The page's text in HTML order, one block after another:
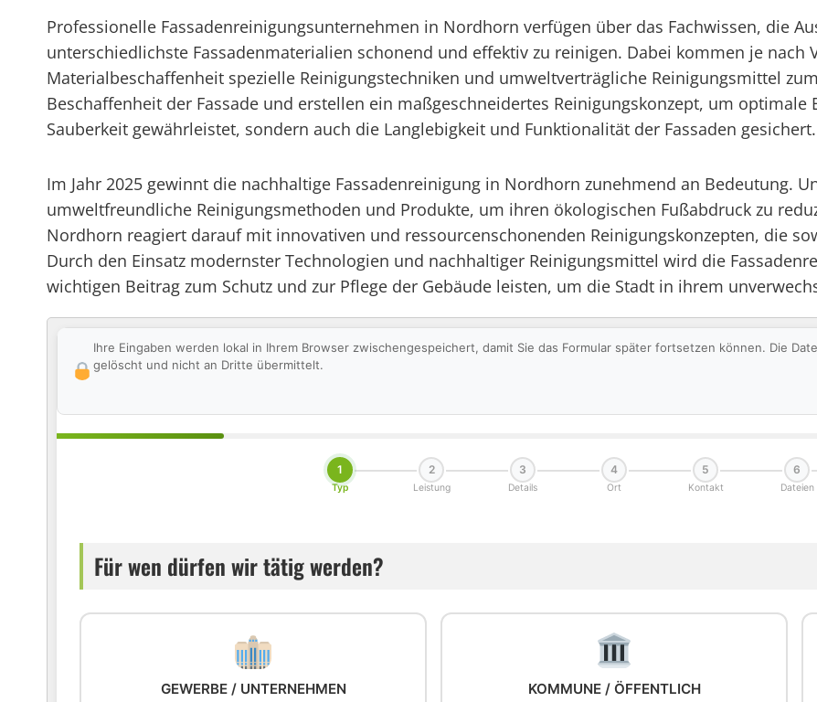
Professionelle Fassadenreinigungsunternehmen in Nordhorn verfügen über das Fachwissen, die
unterschiedlichste Fassadenmaterialien schonend und effektiv zu reinigen. Dabei kommen je nach
Materialbeschaffenheit spezielle Reinigungstechniken und umweltverträgliche Reinigungsmittel
Beschaffenheit der Fassade und erstellen ein maßgeschneidertes Reinigungskonzept, um
Sauberkeit gewährleistet, sondern auch die Langlebigkeit und Funktionalität der Fassaden gesichert.
Im Jahr 2025 gewinnt die nachhaltige Fassadenreinigung in Nordhorn zunehmend an Bedeutung.
umweltfreundliche Reinigungsmethoden und Produkte, um ihren ökologischen Fußabdruck zu
Nordhorn reagiert darauf mit innovativen und ressourcenschonenden Reinigungskonzepten, die
Durch den Einsatz modernster Technologien und nachhaltiger Reinigungsmittel wird die
wichtigen Beitrag zum Schutz und zur Pflege der Gebäude leisten, um die Stadt in ihrem
Ihre Eingaben werden lokal in Ihrem Browser zwischengespeichert, damit Sie das Formular später fortsetzen können. Die
gelöscht und nicht an Dritte übermittelt.
1
Typ
2
Leistung
3
Details
4
Ort
5
Kontakt
6
Dateien
Für wen dürfen wir tätig werden?
GEWERBE / UNTERNEHMEN KOMMUNE / ÖFFENTLICH